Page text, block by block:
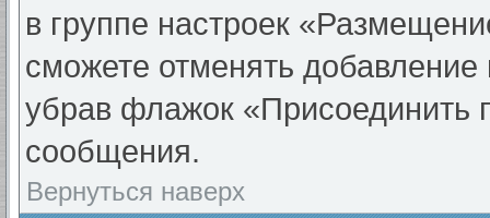
в группе настроек
сможете отменять
убрав флажок «Присоединить
сообщения.
Вернуться наверх